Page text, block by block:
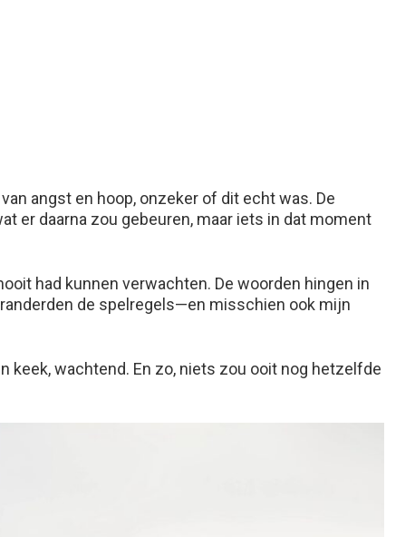
angst en hoop, onzeker of dit echt was. De
er daarna zou gebeuren, maar iets in dat moment
had kunnen verwachten. De woorden hingen in
de spelregels—en misschien ook mijn
keek, wachtend. En zo, niets zou ooit nog hetzelfde